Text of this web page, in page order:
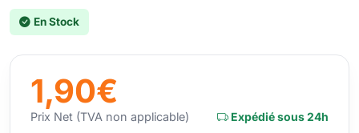
En Stock
1,90€
Prix Net (TVA non applicable) Expédié sous 24h